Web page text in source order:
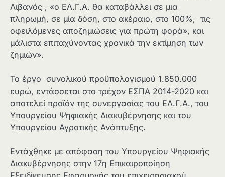
Λιβανός , «ο ΕΛ.Γ.Α. θα καταβάλλει σε μια
πληρωμή, σε μία δόση, στο ακέραιο, στο 100%, τις
οφειλόμενες αποζημιώσεις για πρώτη φορά», και
μάλιστα επιταχύνοντας χρονικά την εκτίμηση των
ζημιών».
Το έργο συνολικού προϋπολογισμού 1.850.000
ευρώ, εντάσσεται στο τρέχον ΕΣΠΑ 2014-2020 και
αποτελεί προϊόν της συνεργασίας του ΕΛ.Γ.Α., του
Υπουργείου Ψηφιακής Διακυβέρνησης και του
Υπουργείου Αγροτικής Ανάπτυξης.
Εντάχθηκε με απόφαση του Υπουργείου Ψηφιακής
Διακυβέρνησης στην 17η Επικαιροποίηση